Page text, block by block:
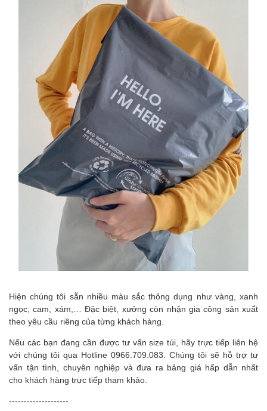
Hiện chúng tôi sẵn nhiều màu sắc thông dụng như vàng, xanh
ngọc, cam, xám,… Đặc biệt, xưởng còn nhận gia công sản xuất
theo yêu cầu riêng của từng khách hàng.
Nếu các bạn đang cần được tư vấn size túi, hãy trực tiếp liên hệ
với chúng tôi qua Hotline 0966.709.083. Chúng tôi sẽ hỗ trợ tư
vấn tận tình, chuyên nghiệp và đưa ra bảng giá hấp dẫn nhất
cho khách hàng trực tiếp tham khảo.
--------------------